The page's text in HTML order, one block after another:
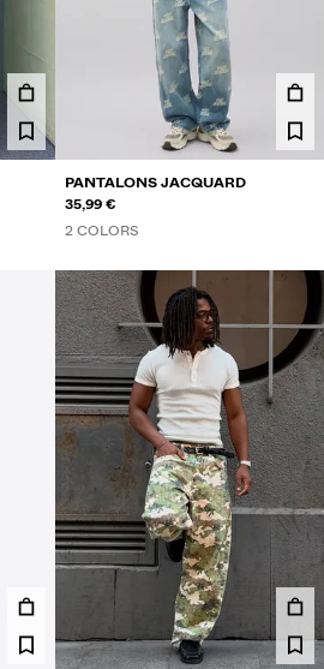
PANTALONS JACQUARD
35,99 €
2 COLORS